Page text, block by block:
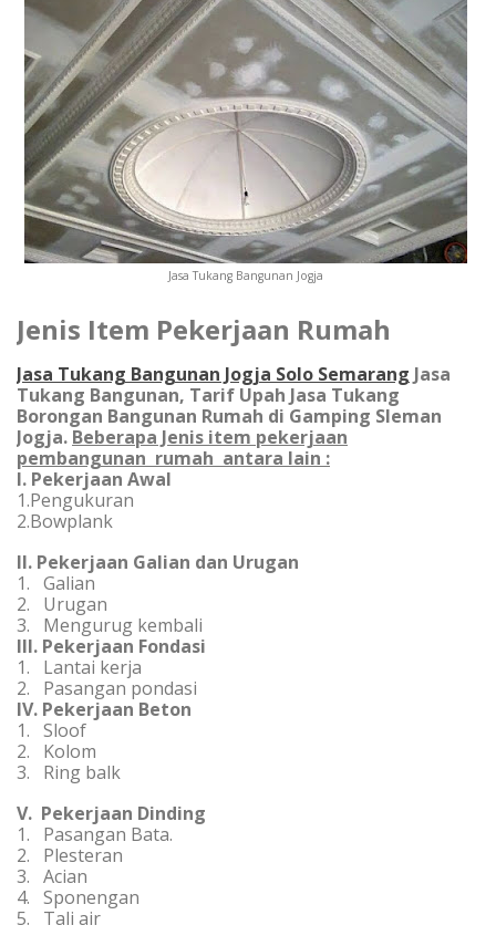
Jasa Tukang Bangunan Jogja
Jenis Item Pekerjaan Rumah
Jasa Tukang Bangunan Jogja Solo Semarang Jasa
Tukang Bangunan, Tarif Upah Jasa Tukang
Borongan Bangunan Rumah di Gamping Sleman
Jogja. Beberapa Jenis item pekerjaan
pembangunan rumah antara lain :
I. Pekerjaan Awal
1.Pengukuran
2.Bowplank
II. Pekerjaan Galian dan Urugan
1. Galian
2. Urugan
3. Mengurug kembali
III. Pekerjaan Fondasi
1. Lantai kerja
2. Pasangan pondasi
IV. Pekerjaan Beton
1. Sloof
2. Kolom
3. Ring balk
V. Pekerjaan Dinding
1. Pasangan Bata.
2. Plesteran
3. Acian
4. Sponengan
5. Tali air